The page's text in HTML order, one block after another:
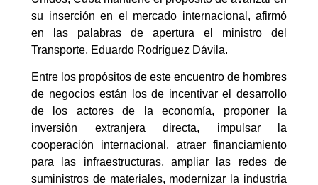
su inserción en el mercado internacional, afirmó
en las palabras de apertura el ministro del
Transporte, Eduardo Rodríguez Dávila.
Entre los propósitos de este encuentro de hombres
de negocios están los de incentivar el desarrollo
de los actores de la economía, proponer la
inversión extranjera directa, impulsar la
cooperación internacional, atraer financiamiento
para las infraestructuras, ampliar las redes de
suministros de materiales, modernizar la industria